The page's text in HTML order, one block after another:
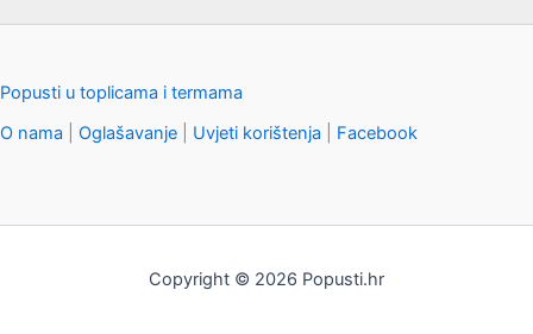
Popusti u toplicama i termama
O nama
Oglašavanje Uvjeti korištenja Facebook
Copyright © 2026 Popusti.hr